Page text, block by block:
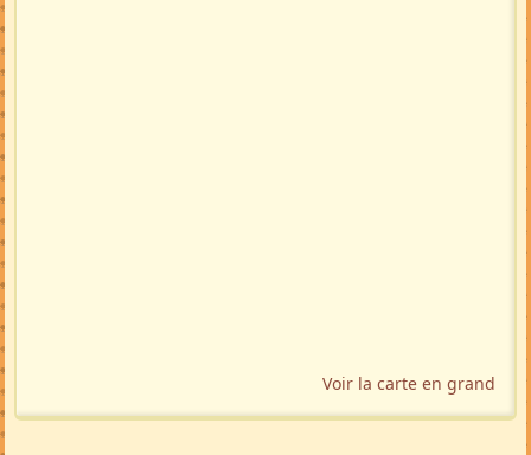
Voir la carte en grand